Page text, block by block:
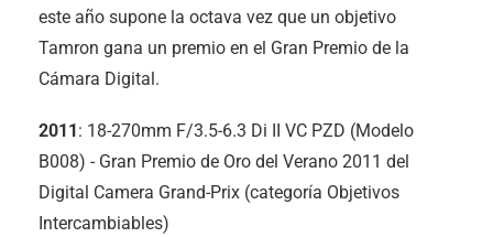
este año supone la octava vez que un objetivo
Tamron gana un premio en el Gran Premio de la
Cámara Digital.
2011: 18-270mm F/3.5-6.3 Di II VC PZD (Modelo
B008) - Gran Premio de Oro del Verano 2011 del
Digital Camera Grand-Prix (categoría Objetivos
Intercambiables)